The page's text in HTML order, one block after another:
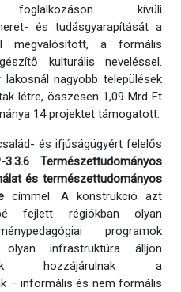
kívüli
és tudásgyarapítását a
megvalósított, a formális
kulturális neveléssel.
nagyobb települések
létre, összesen 1,09 Mrd Ft
14 projektet támogatott.
és ifjúságügyért felelős
3.3.6 Természettudományos
és természettudományos
címmel. A konstrukció azt
fejlett régiókban olyan
programok
infrastruktúra álljon
hozzájárulnak a
– informális és nem formális